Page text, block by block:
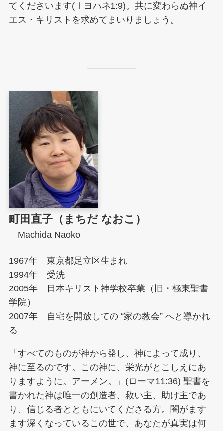
てくださいます(Ⅰヨハネ1:9)。共に変わらぬ神イ
エス・キリストを求めてまいりましょう。
町田直子（まちだ なおこ）
Machida Naoko
1967年 東京都足立区生まれ
1994年 受洗
2005年 日本キリスト神学校卒業（旧・極東聖書
学院）
2007年 自宅を開放しての “家の教会” へと導かれ
る
「すべてのものが神から発し、神によって成り、
神に至るのです。この神に、栄光がとこしえにあ
りますように。アーメン。」(ローマ11:36) 聖書を
書かれた神は唯一の創造者、救い主、助け主であ
り、信じる者とともにいてくださる方。闇がます
ます深くなっているこの世で、あなたが真実は何